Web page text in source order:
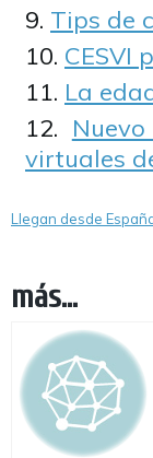
Tips de
CESVI
La
virtuales
Llegan desde
más...